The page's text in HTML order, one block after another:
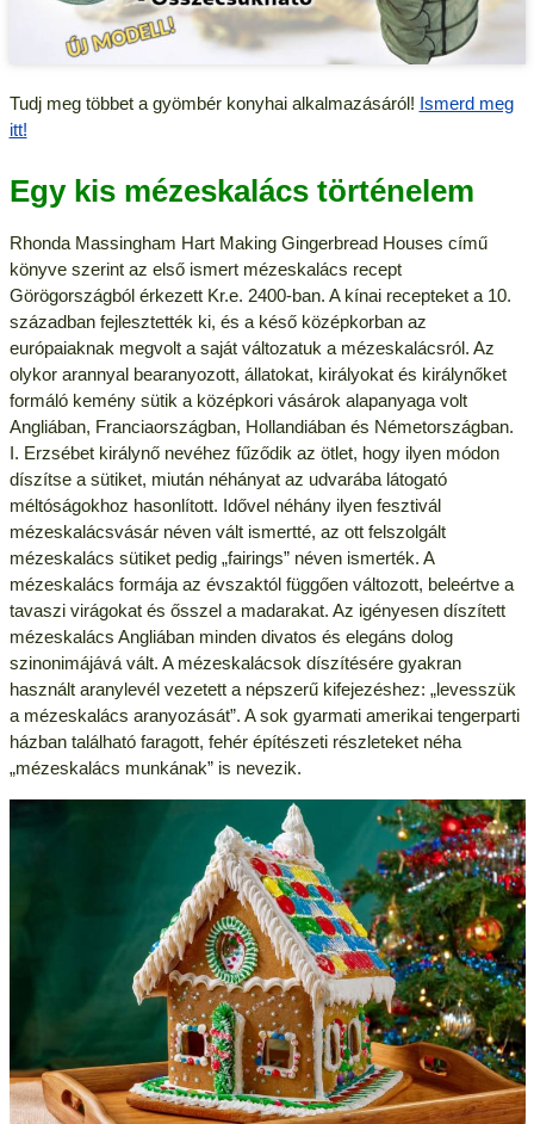
Tudj meg többet a gyömbér konyhai alkalmazásáról! Ismerd meg
itt!
Egy kis mézeskalács történelem
Rhonda Massingham Hart Making Gingerbread Houses című
könyve szerint az első ismert mézeskalács recept
Görögországból érkezett Kr.e. 2400-ban. A kínai recepteket a 10.
században fejlesztették ki, és a késő középkorban az
európaiaknak megvolt a saját változatuk a mézeskalácsról. Az
olykor arannyal bearanyozott, állatokat, királyokat és királynőket
formáló kemény sütik a középkori vásárok alapanyaga volt
Angliában, Franciaországban, Hollandiában és Németországban.
I. Erzsébet királynő nevéhez fűződik az ötlet, hogy ilyen módon
díszítse a sütiket, miután néhányat az udvarába látogató
méltóságokhoz hasonlított. Idővel néhány ilyen fesztivál
mézeskalácsvásár néven vált ismertté, az ott felszolgált
mézeskalács sütiket pedig „fairings” néven ismerték. A
mézeskalács formája az évszaktól függően változott, beleértve a
tavaszi virágokat és ősszel a madarakat. Az igényesen díszített
mézeskalács Angliában minden divatos és elegáns dolog
szinonimájává vált. A mézeskalácsok díszítésére gyakran
használt aranylevél vezetett a népszerű kifejezéshez: „levesszük
a mézeskalács aranyozását”. A sok gyarmati amerikai tengerparti
házban található faragott, fehér építészeti részleteket néha
„mézeskalács munkának” is nevezik.